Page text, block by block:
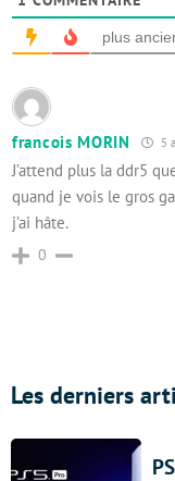
plus
francois MORIN 5
J’attend plus la ddr5
quand je vois le gros
j’ai hâte.
0
Les derniers